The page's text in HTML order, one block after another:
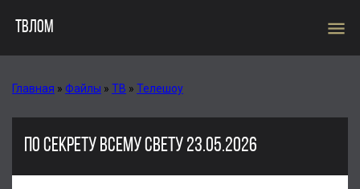
ТВЛОМ menu
Главная » Файлы » ТВ » Телешоу
ПО СЕКРЕТУ ВСЕМУ СВЕТУ 23.05.2026